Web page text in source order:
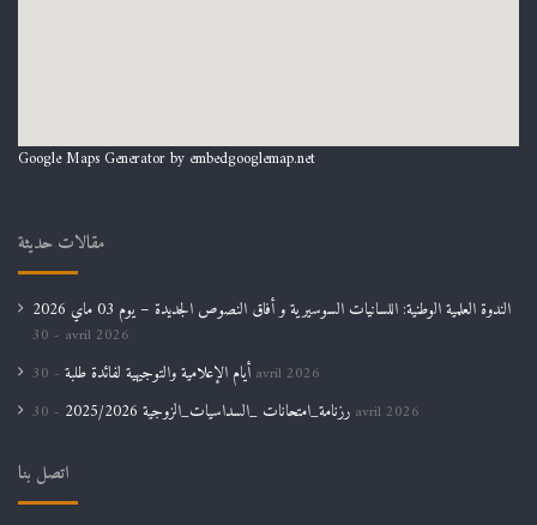
Google Maps Generator by embedgooglemap.net
مقالات حديثة
الندوة العلمية الوطنية: اللسانيات السوسيرية و أفاق النصوص الجديدة – يوم 03 ماي 2026
30 avril 2026
أيام الإعلامية والتوجيهية لفائدة طلبة 30 avril 2026
رزنامة_امتحانات _السداسيات_الزوجية 2025/2026 30 avril 2026
اتصل بنا